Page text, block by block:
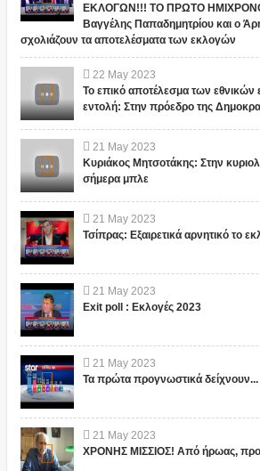
ΕΚΛΟΓΩΝ!!! ΤΟ ΠΡΩΤΟ
Βαγγέλης Παπαδημητρίου και ο
σχολιάζουν τα αποτελέσματα των εκλογών
22 May 2023
Το επικό αποτέλεσμα των εθνικών
εντολή: Στην πρόεδρο της
21 May 2023
Κυριάκος Μητσοτάκης: Στην
σήμερα μπλε
21 May 2023
Τσίπρας: Εξαιρετικά αρνητικό το
21 May 2023
Exit poll : Εκλογές 2023
21 May 2023
Τα πρώτα προγνωστικά δείχνουν...
21 May 2023
ΧΡΟΝΗΣ ΜΙΣΣΙΟΣ! Από ήρωας,